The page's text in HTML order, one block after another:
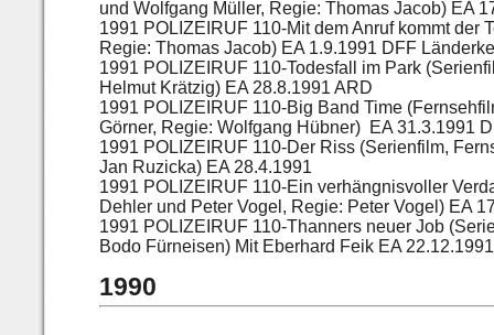
und Wolfgang Müller, Regie: Thomas Jacob) EA
1991 POLIZEIRUF 110-Mit dem Anruf kommt
Regie: Thomas Jacob) EA 1.9.1991 DFF
1991 POLIZEIRUF 110-Todesfall im Park
Helmut Krätzig) EA 28.8.1991 ARD
1991 POLIZEIRUF 110-Big Band Time
Görner, Regie: Wolfgang Hübner) EA 31.3.1991
1991 POLIZEIRUF 110-Der Riss (Serienfilm,
Jan Ruzicka) EA 28.4.1991
1991 POLIZEIRUF 110-Ein verhängnisvoller
Dehler und Peter Vogel, Regie: Peter Vogel) EA
1991 POLIZEIRUF 110-Thanners neuer Job
Bodo Fürneisen) Mit Eberhard Feik EA
1990